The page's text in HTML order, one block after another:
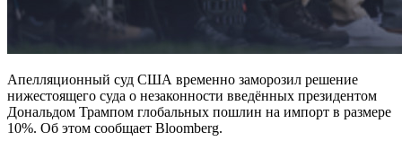
Апелляционный суд США временно заморозил решение
нижестоящего суда о незаконности введённых президентом
Дональдом Трампом глобальных пошлин на импорт в размере
10%. Об этом сообщает Bloomberg.